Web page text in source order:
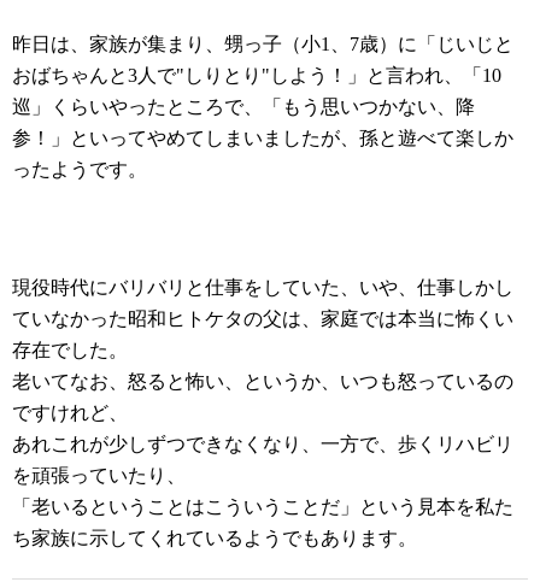
昨日は、家族が集まり、甥っ子（小1、7歳）に「じいじと
おばちゃんと3人で"しりとり"しよう！」と言われ、「10
巡」くらいやったところで、「もう思いつかない、降
参！」といってやめてしまいましたが、孫と遊べて楽しか
ったようです。
現役時代にバリバリと仕事をしていた、いや、仕事しかし
ていなかった昭和ヒトケタの父は、家庭では本当に怖くい
存在でした。
老いてなお、怒ると怖い、というか、いつも怒っているの
ですけれど、
あれこれが少しずつできなくなり、一方で、歩くリハビリ
を頑張っていたり、
「老いるということはこういうことだ」という見本を私た
ち家族に示してくれているようでもあります。